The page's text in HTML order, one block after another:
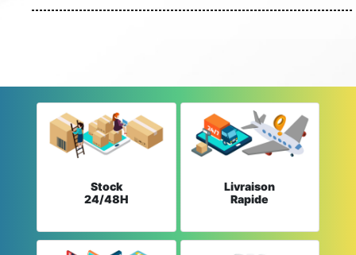
Stock
24/48H
Livraison
Rapide